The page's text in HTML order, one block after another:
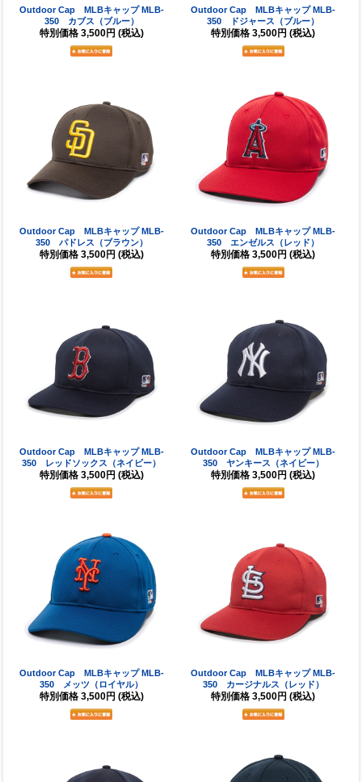
Outdoor Cap MLBキャップ MLB-
350 カブス（ブルー）
特別価格 3,500円 (税込)
Outdoor Cap MLBキャップ MLB-
350 ドジャース（ブルー）
特別価格 3,500円 (税込)
Outdoor Cap MLBキャップ MLB-
350 パドレス（ブラウン）
特別価格 3,500円 (税込)
Outdoor Cap MLBキャップ MLB-
350 エンゼルス（レッド）
特別価格 3,500円 (税込)
Outdoor Cap MLBキャップ MLB-
350 レッドソックス（ネイビー）
特別価格 3,500円 (税込)
Outdoor Cap MLBキャップ MLB-
350 ヤンキース（ネイビー）
特別価格 3,500円 (税込)
Outdoor Cap MLBキャップ MLB-
350 メッツ（ロイヤル）
特別価格 3,500円 (税込)
Outdoor Cap MLBキャップ MLB-
350 カージナルス（レッド）
特別価格 3,500円 (税込)